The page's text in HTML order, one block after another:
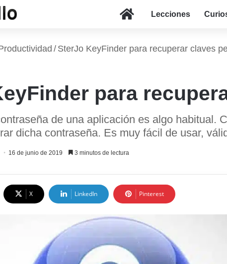
InicioLecciones
/ SterJo KeyFinder para recuperar claves
para
de una aplicación es algo habitual.
dicha contraseña. Es muy fácil de usar,
16 de junio de 2019 3 minutos de lectura
X LinkedIn Pinterest